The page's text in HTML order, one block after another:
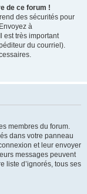
de ce forum !
des sécurités pour
à
est très important
du courriel).
membres du forum.
dans votre panneau
et leur envoyer
messages peuvent
liste d’ignorés, tous ses